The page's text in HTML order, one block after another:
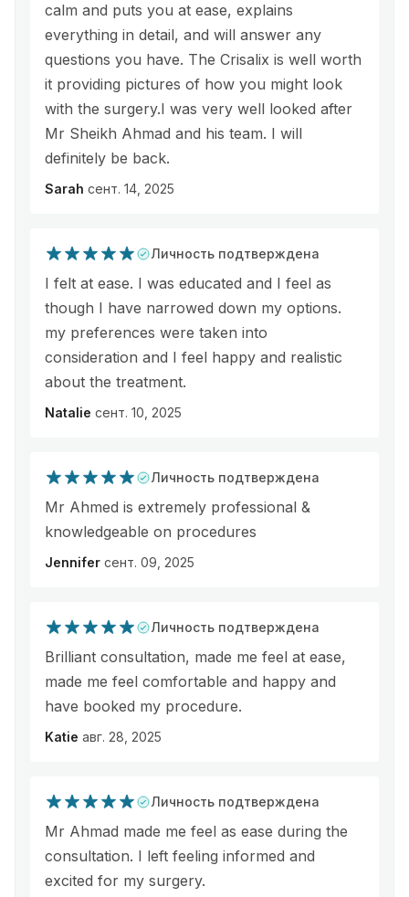
calm and puts you at ease, explains
everything in detail, and will answer any
questions you have. The Crisalix is well worth
it providing pictures of how you might look
with the surgery.I was very well looked after
Mr Sheikh Ahmad and his team. I will
definitely be back.
Sarah сент. 14, 2025
Личность подтверждена
I felt at ease. I was educated and I feel as
though I have narrowed down my options.
my preferences were taken into
consideration and I feel happy and realistic
about the treatment.
Natalie сент. 10, 2025
Личность подтверждена
Mr Ahmed is extremely professional &
knowledgeable on procedures
Jennifer сент. 09, 2025
Личность подтверждена
Brilliant consultation, made me feel at ease,
made me feel comfortable and happy and
have booked my procedure.
Katie авг. 28, 2025
Личность подтверждена
Mr Ahmad made me feel as ease during the
consultation. I left feeling informed and
excited for my surgery.